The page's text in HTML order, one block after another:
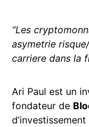
“Les
asymetrie
carriere dans la
Ari Paul est un
fondateur de